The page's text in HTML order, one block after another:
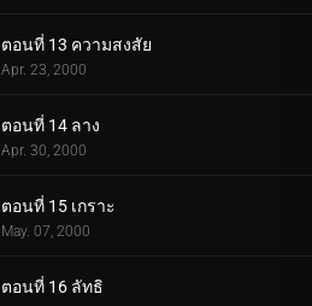
ตอนที่ 13 ความสงสัย
Apr. 23, 2000
ตอนที่ 14 ลาง
Apr. 30, 2000
ตอนที่ 15 เกราะ
May. 07, 2000
ตอนที่ 16 ลัทธิ